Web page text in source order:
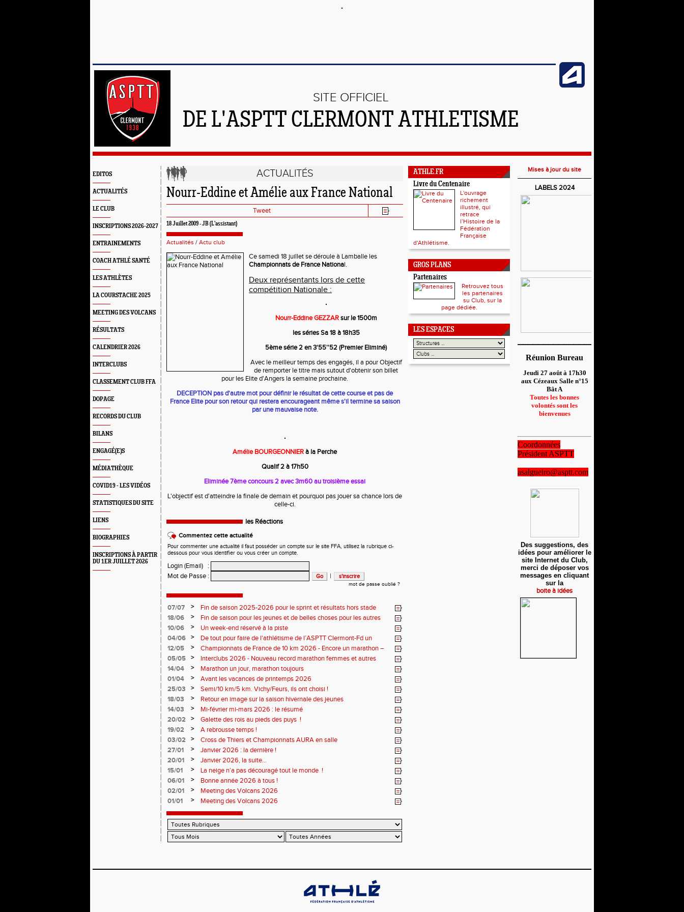
SITE OFFICIEL
DE L'ASPTT CLERMONT ATHLETISME
EDITOS
ACTUALITÉS
LE CLUB
INSCRIPTIONS 2026-2027
ENTRAINEMENTS
COACH ATHLÉ SANTÉ
LES ATHLÈTES
LA COURSTACHE 2025
MEETING DES VOLCANS
RÉSULTATS
CALENDRIER 2026
INTERCLUBS
CLASSEMENT CLUB FFA
DOPAGE
RECORDS DU CLUB
BILANS
ENGAGÉ(E)S
MÉDIATHÈQUE
COVID19 - LES VIDÉOS
STATISTIQUES DU SITE
LIENS
BIOGRAPHIES
INSCRIPTIONS À PARTIR
DU 1ER JUILLET 2026
ACTUALITÉS
Nourr-Eddine et Amélie aux France National
Tweet
18 Juillet 2009 - JB (L'assistant)
Actualités / Actu club
Ce samedi 18 juillet se déroule à Lamballe les
Championnats de France National.
Deux représentants lors de cette
compétition Nationale :
Nourr-Eddine GEZZARsur le 1500m
les séries Sa 18 à 18h35
5ème série 2 en 3'55''52 (Premier Eliminé)
Avec le meilleur temps des engagés, il a pour Objectif
de remporter le titre mais sutout d'obtenir son billet
pour les Elite d'Angers la semaine prochaine.
DECEPTION pas d'autre mot pour définir le résultat de cette course et pas de
France Elite pour son retour qui restera encourageant même s'il termine sa saison
par une mauvaise note.
Amélie BOURGEONNIERà la Perche
Qualif 2 à 17h50
Eliminée 7ème concours 2 avec 3m60 au troisième essai
L'objectif est d'atteindre la finale de demain et pourquoi pas jouer sa chance lors de
celle-ci.
les Réactions
Commentez cette actualité
Pour commenter une actualité il faut posséder un compte sur le site FFA, utilisez la rubrique ci-
dessous pour vous identifier ou vous créer un compte.
Login (Email)
:
Mot de Passe : |
mot de passe oublié ?
07/07 >
Fin de saison 2025-2026 pour le sprint et résultats hors stade
18/06
>
Fin de saison pour les jeunes et de belles choses pour les autres
10/06
>
Un week-end réservé à la piste
04/06
>
De tout pour faire de l'athlétisme de l’ASPTT Clermont-Fd un
monde souriant
12/05 >
Championnats de France de 10 km 2026 - Encore un marathon –
Soirées piste
05/05 >
Interclubs 2026 - Nouveau record marathon femmes et autres
résultats
14/04 >
Marathon un jour, marathon toujours
01/04
>
Avant les vacances de printemps 2026
25/03
>
Semi/10 km/5 km. Vichy/Feurs, ils ont choisi !
18/03
>
Retour en image sur la saison hivernale des jeunes
14/03
>
Mi-février mi-mars 2026 : le résumé
20/02
>
Galette des rois au pieds des puys !
19/02
>
A rebrousse temps !
03/02
>
Cross de Thiers et Championnats AURA en salle
27/01
>
Janvier 2026 : la dernière !
20/01
>
Janvier 2026, la suite...
15/01
>
La neige n’a pas découragé tout le monde !
06/01
>
Bonne année 2026 à tous !
02/01
>
Meeting des Volcans 2026
01/01
> Meeting des Volcans 2026
ATHLE.FR
Livre du Centenaire
L'ouvrage
richement
illustré, qui
retrace
l’Histoire de la
Fédération
Française
d'Athlétisme.
GROS PLANS
Partenaires
Retrouvez tous
les partenaires
su Club, sur la
page dédiée.
LES ESPACES
Mises à jour du site
LABELS 2024
Réunion Bureau
Jeudi 27 août à 17h30
aux Cézeaux Salle n°15
Bât A
Toutes les bonnes
volontés sont les
bienvenues
Coordonnées
Président ASPTT
asalgueiro@asptt.com
Des suggestions, des
idées pour améliorer le
site Internet du Club,
merci de déposer vos
messages en cliquant
sur la
boite à idées